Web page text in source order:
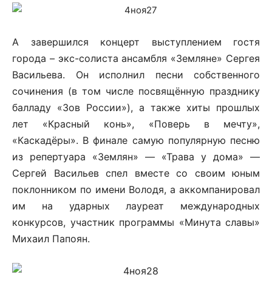
А завершился концерт выступлением гостя
города – экс-солиста ансамбля «Земляне» Сергея
Васильева. Он исполнил песни собственного
сочинения (в том числе посвящённую празднику
балладу «Зов России»), а также хиты прошлых
лет «Красный конь», «Поверь в мечту»,
«Каскадёры». В финале самую популярную песню
из репертуара «Землян» — «Трава у дома» —
Сергей Васильев спел вместе со своим юным
поклонником по имени Володя, а аккомпанировал
им на ударных лауреат международных
конкурсов, участник программы «Минута славы»
Михаил Папоян.